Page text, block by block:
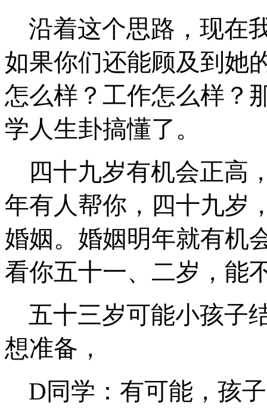
沿着这个思路，现在
如果你们还能顾及到她
怎么样？工作怎么样？
学人生卦搞懂了。
四十九岁有机会正高
年有人帮你，四十九岁
婚姻。婚姻明年就有机
看你五十一、二岁，能
五十三岁可能小孩子
想准备，
D同学：有可能，孩